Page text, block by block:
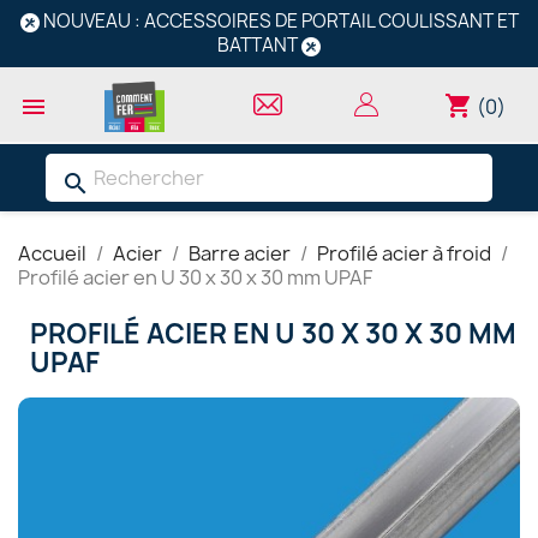
NOUVEAU : ACCESSOIRES DE PORTAIL COULISSANT ET
BATTANT
 shopping_cart (0)
search
Accueil Acier Barre acier
Profilé acier à froid
Profilé acier en U 30 x 30 x 30 mm UPAF
PROFILÉ ACIER EN U 30 X 30 X 30 MM
UPAF